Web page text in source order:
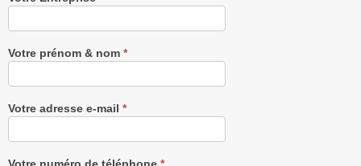
notre
gratuitement
Votre prénom & nom *
Votre adresse e-mail *